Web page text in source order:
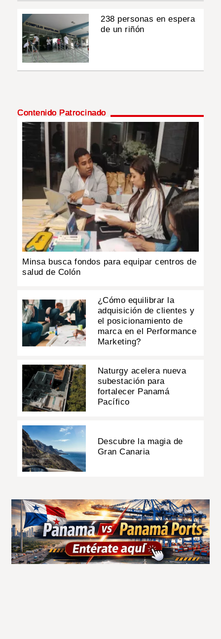
238 personas en espera
de un riñón
Contenido Patrocinado
Minsa busca fondos para equipar centros de
salud de Colón
¿Cómo equilibrar la
adquisición de clientes y
el posicionamiento de
marca en el Performance
Marketing?
Naturgy acelera nueva
subestación para
fortalecer Panamá
Pacífico
Descubre la magia de
Gran Canaria